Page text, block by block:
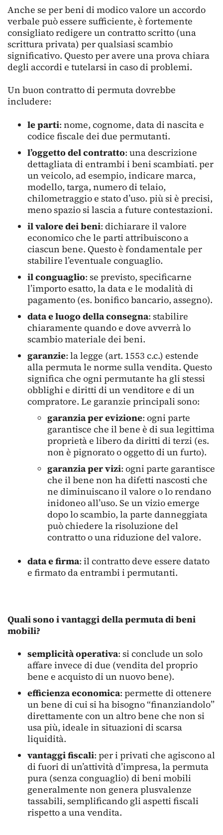
Anche se per beni di modico valore un accordo
verbale può essere sufficiente, è fortemente
consigliato redigere un contratto scritto (una
scrittura privata) per qualsiasi scambio
significativo. Questo per avere una prova chiara
degli accordi e tutelarsi in caso di problemi.
Un buon contratto di permuta dovrebbe
includere:
le parti: nome, cognome, data di nascita e
codice fiscale dei due permutanti.
l’oggetto del contratto: una descrizione
dettagliata di entrambi i beni scambiati. per
un veicolo, ad esempio, indicare marca,
modello, targa, numero di telaio,
chilometraggio e stato d’uso. più si è precisi,
meno spazio si lascia a future contestazioni.
il valore dei beni: dichiarare il valore
economico che le parti attribuiscono a
ciascun bene. Questo è fondamentale per
stabilire l’eventuale conguaglio.
il conguaglio: se previsto, specificarne
l’importo esatto, la data e le modalità di
pagamento (es. bonifico bancario, assegno).
data e luogo della consegna: stabilire
chiaramente quando e dove avverrà lo
scambio materiale dei beni.
garanzie: la legge (art. 1553 c.c.) estende
alla permuta le norme sulla vendita. Questo
significa che ogni permutante ha gli stessi
obblighi e diritti di un venditore e di un
compratore. Le garanzie principali sono:
garanzia per evizione: ogni parte
garantisce che il bene è di sua legittima
proprietà e libero da diritti di terzi (es.
non è pignorato o oggetto di un furto).
garanzia per vizi: ogni parte garantisce
che il bene non ha difetti nascosti che
ne diminuiscano il valore o lo rendano
inidoneo all’uso. Se un vizio emerge
dopo lo scambio, la parte danneggiata
può chiedere la risoluzione del
contratto o una riduzione del valore.
data e firma: il contratto deve essere datato
e firmato da entrambi i permutanti.
Quali sono i vantaggi della permuta di beni
mobili?
semplicità operativa: si conclude un solo
affare invece di due (vendita del proprio
bene e acquisto di un nuovo bene).
efficienza economica: permette di ottenere
un bene di cui si ha bisogno “finanziandolo”
direttamente con un altro bene che non si
usa più, ideale in situazioni di scarsa
liquidità.
vantaggi fiscali: per i privati che agiscono al
di fuori di un’attività d’impresa, la permuta
pura (senza conguaglio) di beni mobili
generalmente non genera plusvalenze
tassabili, semplificando gli aspetti fiscali
rispetto a una vendita.